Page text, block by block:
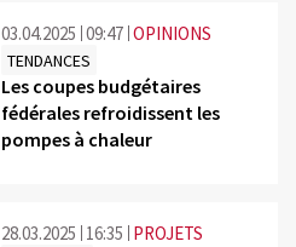
03.04.2025 09:47 OPINIONS
TENDANCES
Les coupes budgétaires
fédérales refroidissent les
pompes à chaleur
28.03.2025 16:35 PROJETS